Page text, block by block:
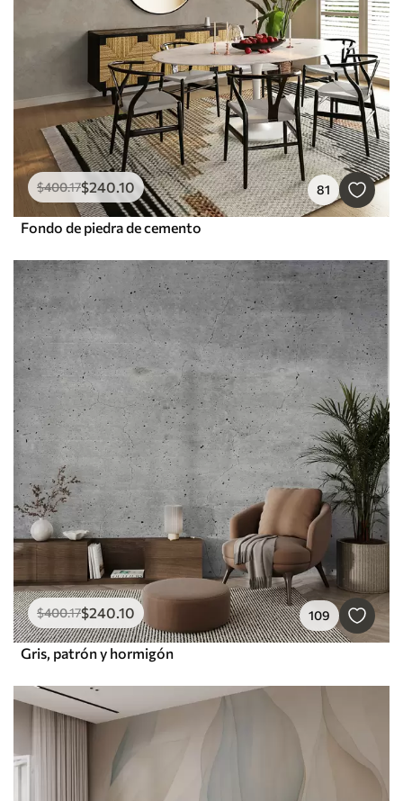
$400.17$240.10 81
Fondo de piedra de cemento
$400.17$240.10 109
Gris, patrón y hormigón